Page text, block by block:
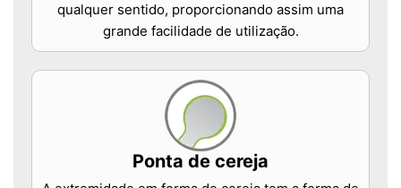
qualquer sentido, proporcionando assim uma
grande facilidade de utilização.
Ponta de cereja